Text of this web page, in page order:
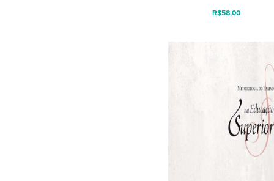
R$58,00